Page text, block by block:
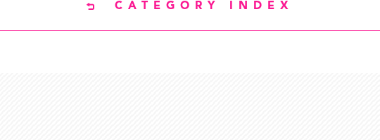
CATEGORY INDEX